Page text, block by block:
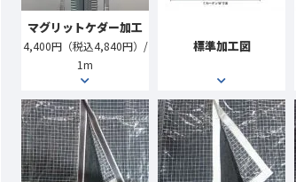
マグリットケダー加工
4,400円（税込4,840円）/
1m
標準加工図